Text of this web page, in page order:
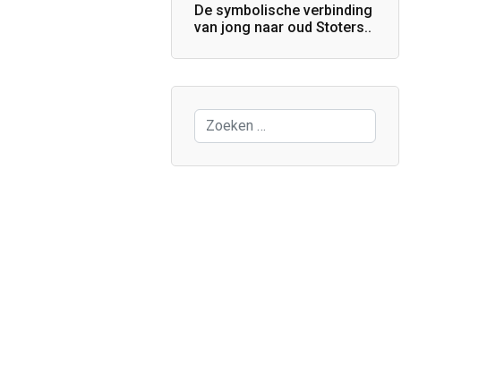
De symbolische verbinding
van jong naar oud Stoters..
Zoeken